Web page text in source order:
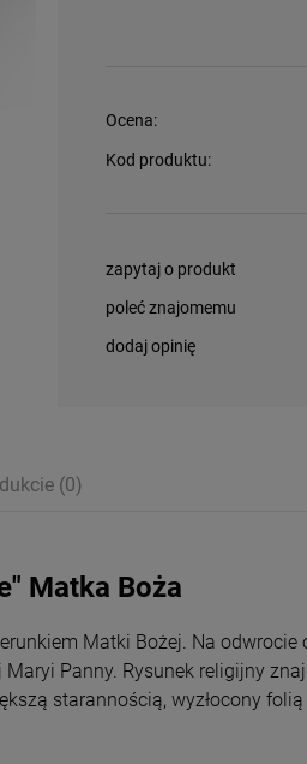
Ocena:
Kod produktu:
zapytaj o produkt
poleć znajomemu
dodaj opinię
(0)
Matka Boża
Matki Bożej. Na odwrocie
Panny. Rysunek religijny
starannością, wyzłocony